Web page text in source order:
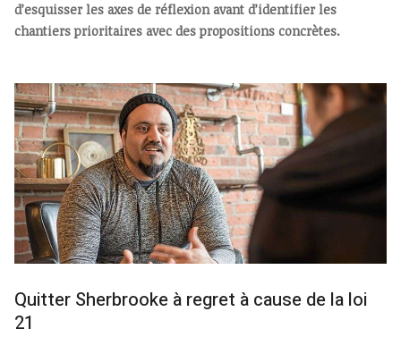
d’esquisser les axes de réflexion avant d’identifier les
chantiers prioritaires avec des propositions concrètes.
Quitter Sherbrooke à regret à cause de la loi
21